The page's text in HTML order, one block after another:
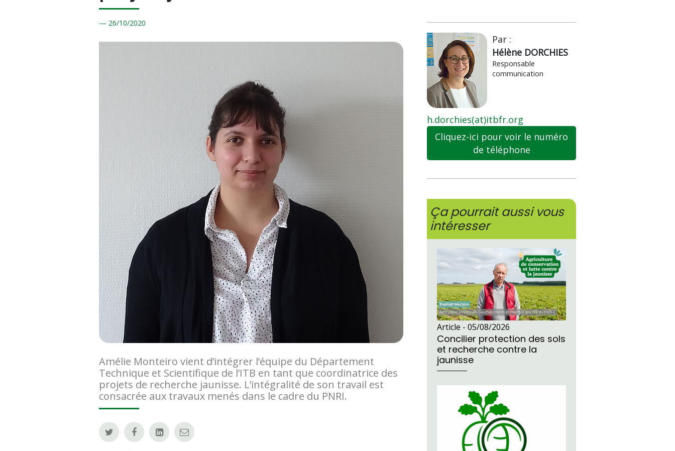
26/10/2020
Amélie Monteiro vient d’intégrer l’équipe du Département
Technique et Scientifique de l’ITB en tant que coordinatrice des
projets de recherche jaunisse. L’intégralité de son travail est
consacrée aux travaux menés dans le cadre du PNRI.
Par :
Hélène DORCHIES
Responsable
communication
h.dorchies(at)itbfr.org
Cliquez-ici pour voir le numéro
de téléphone
Ça pourrait aussi vous
intéresser
Article -05/08/2026
Concilier protection des sols
et recherche contre la
jaunisse